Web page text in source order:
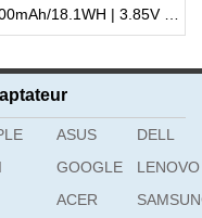
4700mAh/18.1WH | 3.85V | Li-ion ...
ASUS
DELL
GOOGLE
LENOVO
ACER